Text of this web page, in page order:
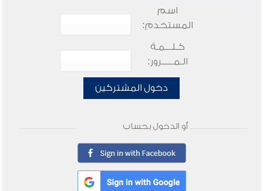
اسم
المستخدم:
كـلـــمـة
الـمـــــرور:
دخول المشتركين
أو الدخول بحساب